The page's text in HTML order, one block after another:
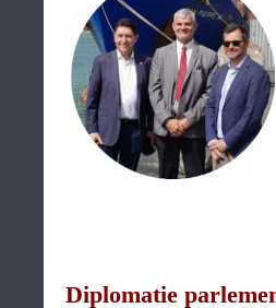
Diplomatie